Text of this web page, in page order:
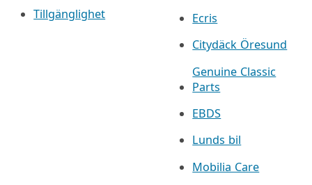
Tillgänglighet
Ecris
Citydäck Öresund
Genuine Classic
Parts
EBDS
Lunds bil
Mobilia Care